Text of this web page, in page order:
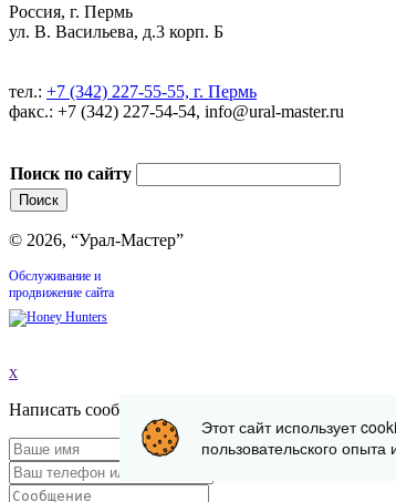
Россия, г. Пермь
ул. В. Васильева, д.3 корп. Б
тел.: +7 (342) 227-55-55, г. Пермь
факс.: +7 (342) 227-54-54, info@ural-master.ru
Поиск по сайту
© 2026, “Урал-Мастер”
Обслуживание и
продвижение сайта
x
Написать сообщение
Этот сайт использует
пользовательского